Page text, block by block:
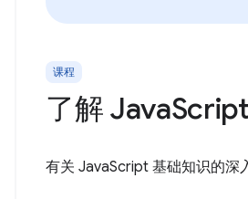
课程
了解 JavaScript
有关 JavaScript 基础知识的深